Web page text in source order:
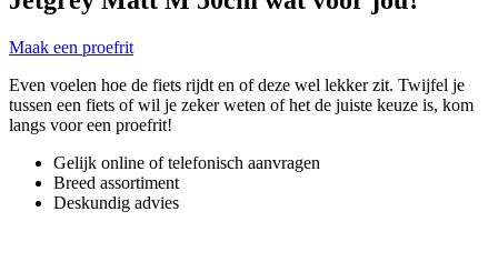
Maak een proefrit
Even voelen hoe de fiets rijdt en of deze wel lekker zit. Twijfel je
tussen een fiets of wil je zeker weten of het de juiste keuze is, kom
langs voor een proefrit!
Gelijk online of telefonisch aanvragen
Breed assortiment
Deskundig advies